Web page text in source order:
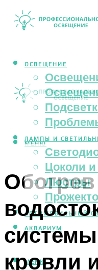
ОСВЕЩЕНИЕ
ЛАМПЫ И
Цоколи
Люстры
АВТОМОБИЛЬНЫЙ
АКВАРИУМ
МЕНЮ
МЕНЮ
Обогрев
кровли